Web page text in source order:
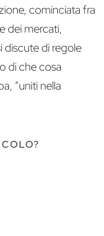
cominciata fra
dei mercati,
discute di regole
di che cosa
“uniti nella